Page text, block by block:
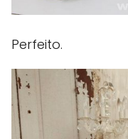
Perfeito.